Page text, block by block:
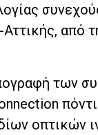
από
των
οπτικών